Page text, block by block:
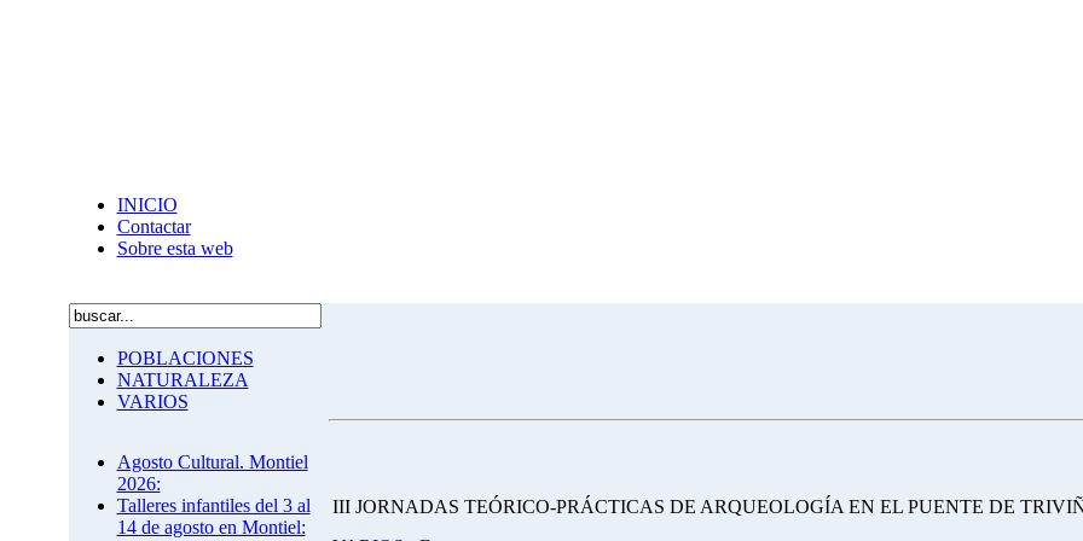
INICIO
Contactar
Sobre esta web
POBLACIONES
NATURALEZA
VARIOS
Agosto Cultural. Montiel
2026:
Talleres infantiles del 3 al
14 de agosto en Montiel:
III JORNADAS TEÓRICO-PRÁCTICAS DE ARQUEOLOGÍA EN EL PUENTE DE